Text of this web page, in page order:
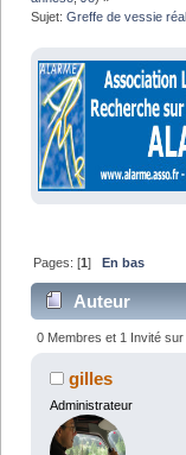
Sujet:Greffe de vessie
Pages: [1] En bas
Auteur
réalisée avec
0 Membres et 1 Invité
gilles
Administrateur